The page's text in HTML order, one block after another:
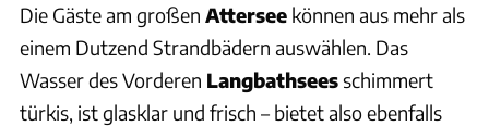
Die Gäste am großen Attersee können aus mehr als
einem Dutzend Strandbädern auswählen. Das
Wasser des Vorderen Langbathseesschimmert
türkis, ist glasklar und frisch – bietet also ebenfalls